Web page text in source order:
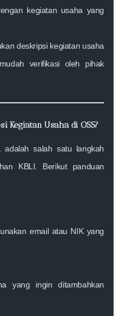
kegiatan usaha yang
deskripsi kegiatan usaha
verifikasi oleh pihak
Kegiatan Usaha di OSS?
adalah salah satu langkah
KBLI. Berikut panduan
email atau NIK yang
yang ingin ditambahkan